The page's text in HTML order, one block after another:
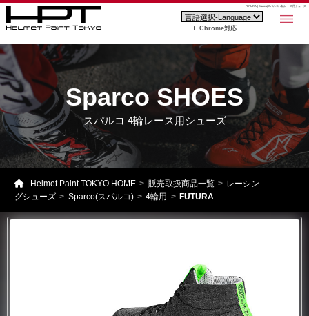
FUTURA | Sparco(スパルコ) 4輪レース用シューズ
Chrome対応
Sparco SHOES
スパルコ 4輪レース用シューズ
Helmet Paint TOKYO HOME 販売取扱商品一覧
レーシン
グシューズ
Sparco(スパルコ) 4輪用 FUTURA